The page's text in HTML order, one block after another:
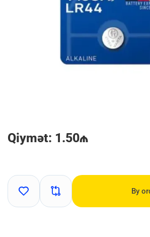
Qiymət: 1.50₼
By